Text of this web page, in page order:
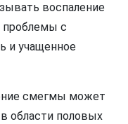
воспаление
с
и учащенное
смегмы может
области половых